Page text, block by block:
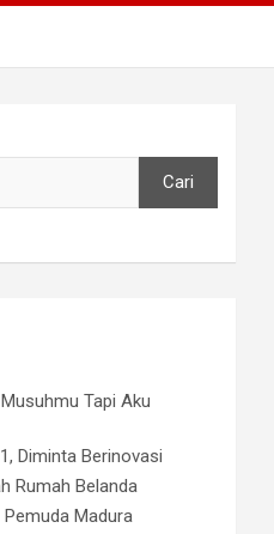
Cari
Tapi Aku
Diminta Berinovasi
Rumah Belanda
Madura